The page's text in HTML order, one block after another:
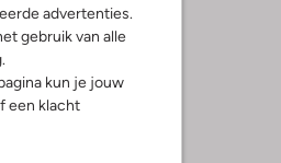
advertenties.
gebruik van alle
.
kun je jouw
een klacht